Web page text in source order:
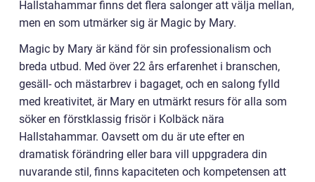
Hallstahammar finns det flera salonger att välja mellan,
men en som utmärker sig är Magic by Mary.
Magic by Mary är känd för sin professionalism och
breda utbud. Med över 22 års erfarenhet i branschen,
gesäll- och mästarbrev i bagaget, och en salong fylld
med kreativitet, är Mary en utmärkt resurs för alla som
söker en förstklassig frisör i Kolbäck nära
Hallstahammar. Oavsett om du är ute efter en
dramatisk förändring eller bara vill uppgradera din
nuvarande stil, finns kapaciteten och kompetensen att